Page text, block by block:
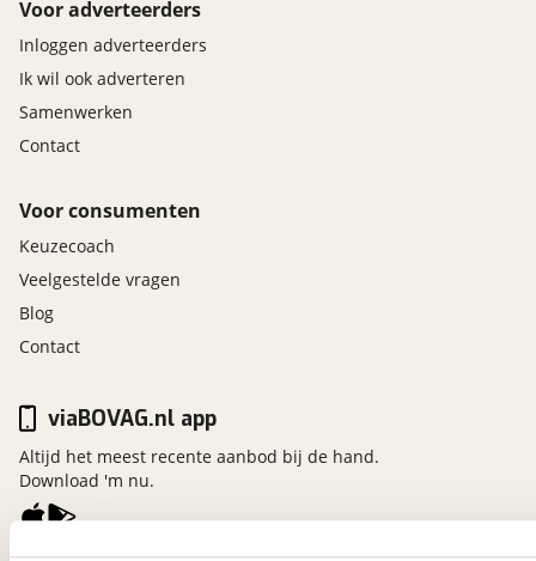
Voor adverteerders
Inloggen adverteerders
Ik wil ook adverteren
Samenwerken
Contact
Voor consumenten
Keuzecoach
Veelgestelde vragen
Blog
Contact
viaBOVAG.nl app
Altijd het meest recente aanbod bij de hand.
Download 'm nu.